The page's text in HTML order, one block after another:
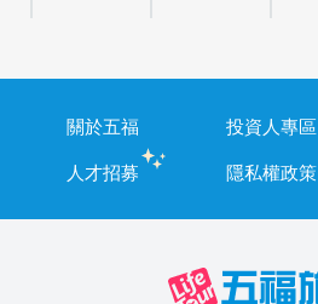
關於五福 投資人專區
人才招募
隱私權政策